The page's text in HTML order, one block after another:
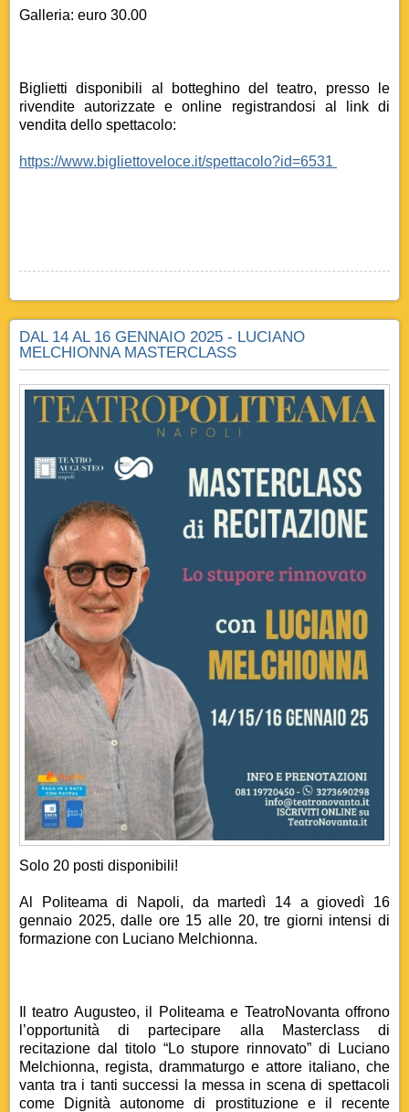
Galleria: euro 30.00
Biglietti disponibili al botteghino del teatro, presso le
rivendite autorizzate e online registrandosi al link di
vendita dello spettacolo:
https://www.bigliettoveloce.it/spettacolo?id=6531
DAL 14 AL 16 GENNAIO 2025 - LUCIANO
MELCHIONNA MASTERCLASS
Solo 20 posti disponibili!
Al Politeama di Napoli, da martedì 14 a giovedì 16
gennaio 2025, dalle ore 15 alle 20, tre giorni intensi di
formazione con Luciano Melchionna.
Il teatro Augusteo, il Politeama e TeatroNovanta offrono
l’opportunità di partecipare alla Masterclass di
recitazione dal titolo “Lo stupore rinnovato” di Luciano
Melchionna, regista, drammaturgo e attore italiano, che
vanta tra i tanti successi la messa in scena di spettacoli
come Dignità autonome di prostituzione e il recente